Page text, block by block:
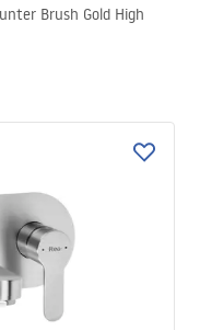
Brush Gold High